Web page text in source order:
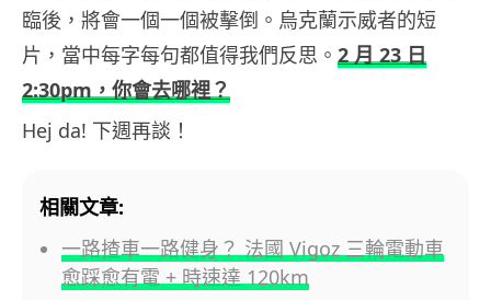
臨後，將會一個一個被擊倒。烏克蘭示威者的短
片，當中每字每句都值得我們反思。 2 月 23 日
2:30pm，你會去哪裡？
Hej da! 下週再談！
相關文章:
一路揸車一路健身？ 法國 Vigoz 三輪電動車
愈踩愈有電 + 時速達 120km